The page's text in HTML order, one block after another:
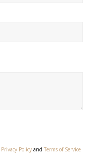
Privacy Policy andTerms of Service